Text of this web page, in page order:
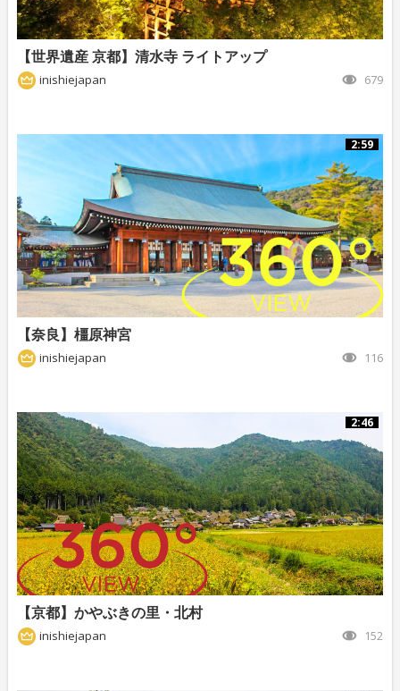
【世界遺産 京都】清水寺 ライトアップ
inishiejapan 679
2:59
【奈良】橿原神宮
inishiejapan 116
2:46
【京都】かやぶきの里・北村
inishiejapan 152